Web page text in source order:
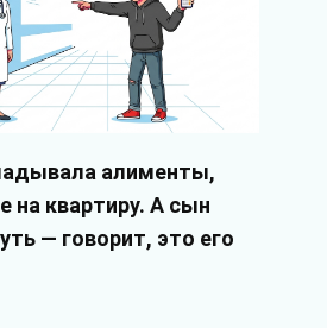
алименты,
на квартиру. А сын
— говорит, это его